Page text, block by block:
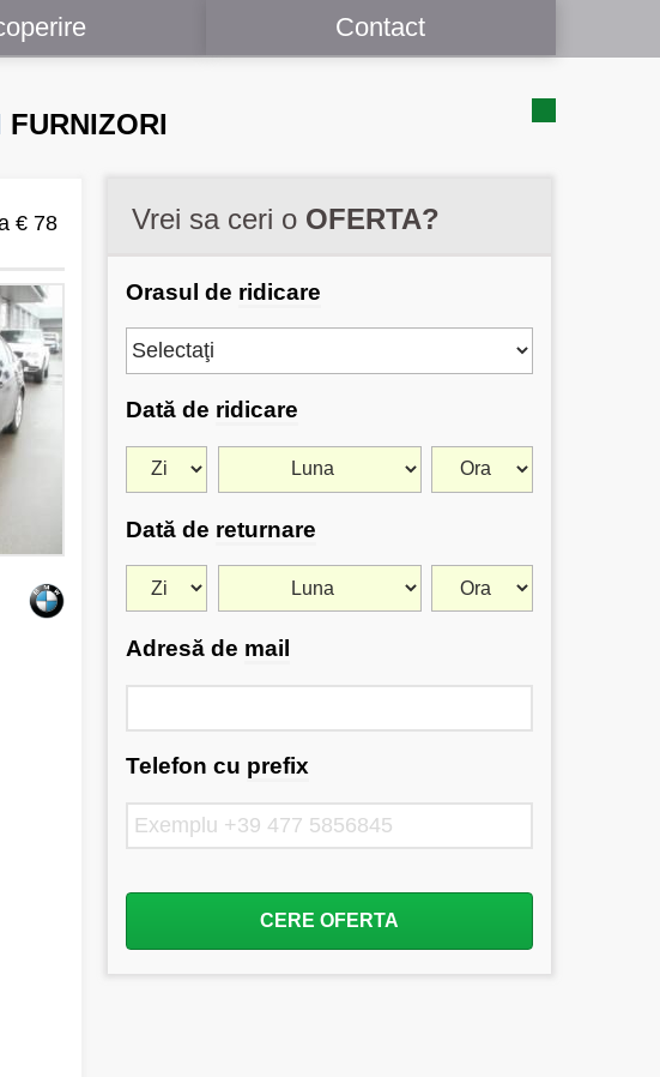
Contact
FURNIZORI
€ 78 Vrei sa ceri o OFERTA?
Orasul de ridicare
Dată de ridicare
Dată de returnare
Adresă de mail
Telefon cu prefix
CERE OFERTA